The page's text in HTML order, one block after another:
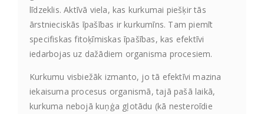
līdzeklis. Aktīvā viela, kas kurkumai piešķir tās
ārstnieciskās īpašības ir kurkumīns. Tam piemīt
specifiskas fitoķīmiskas īpašības, kas efektīvi
iedarbojas uz dažādiem organisma procesiem.
Kurkumu visbiežāk izmanto, jo tā efektīvi mazina
iekaisuma procesus organismā, tajā pašā laikā,
kurkuma nebojā kuņģa gļotādu (kā nesteroīdie